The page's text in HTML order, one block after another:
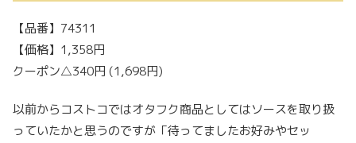
【品番】74311
【価格】1,358円
クーポン△340円 (1,698円)
以前からコストコではオタフク商品としてはソースを取り扱
っていたかと思うのですが「待ってましたお好みやセッ